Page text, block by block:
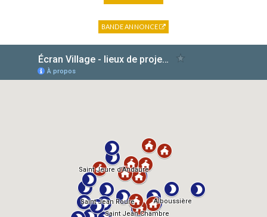
BANDE ANNONCE